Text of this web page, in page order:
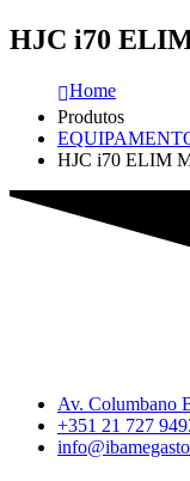
HJC i70
Home
Produtos
HJC i70 ELIM
Av. Columbano
+351 21 727